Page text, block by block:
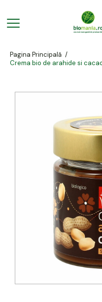
Pagina Principală /
Crema bio de arahide si